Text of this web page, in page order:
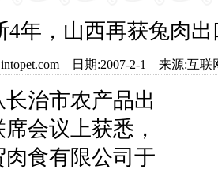
4年，山西再获兔肉
日期:2007-2-1 来源:互
长治市农产品出
会议上获悉，
食有限公司于